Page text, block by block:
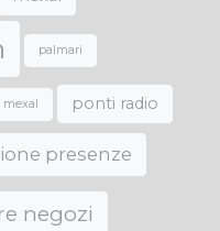
palmari
ponti radio
presenze
negozi